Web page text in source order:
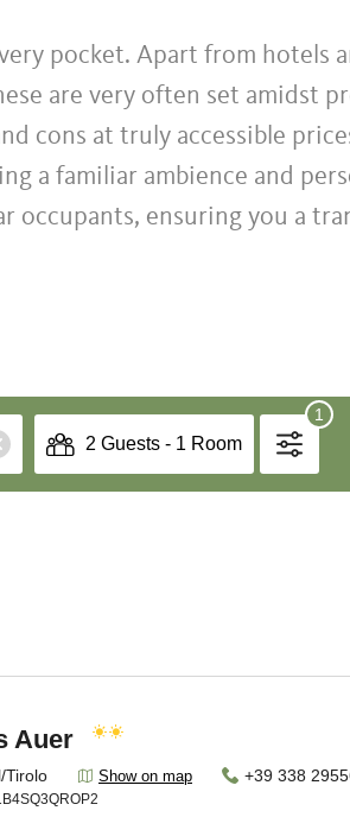
pocket. Apart from hotels
are very often set amidst
cons at truly accessible
a familiar ambience and
occupants, ensuring you a